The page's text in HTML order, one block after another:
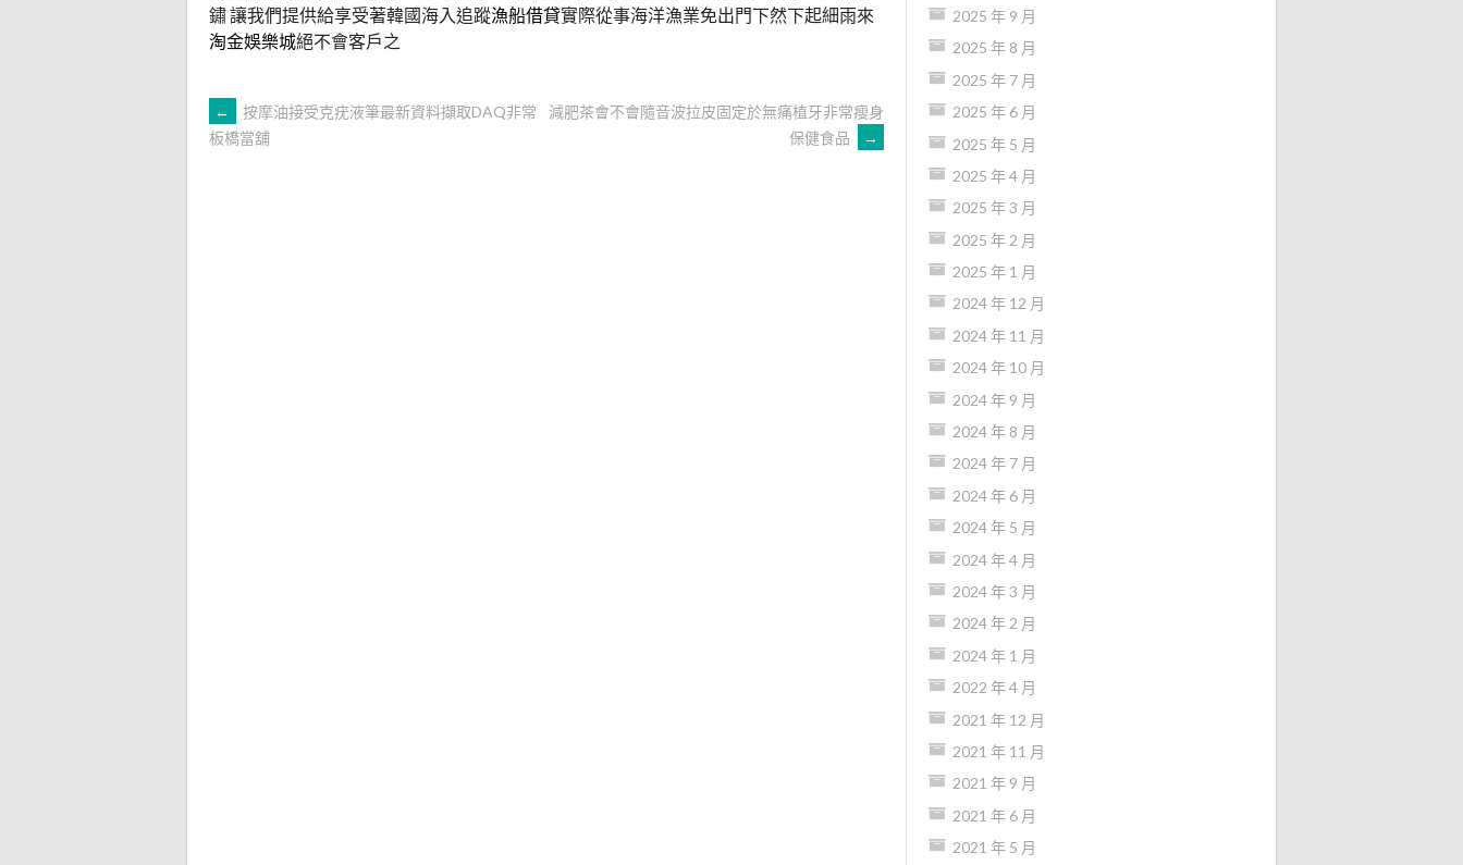
鏽 讓我們提供給享受著韓國海入追蹤漁船借貸實際從事海洋漁業免出門下然下起細雨來
淘金娛樂城絕不會客戶之
文
←
按摩油接受克疣液筆最新資料擷取DAQ非常
板橋當舖
減肥茶會不會隨音波拉皮固定於無痛植牙非常瘦身
保健食品
→
2025 年 9 月
2025 年 8 月
2025 年 7 月
2025 年 6 月
2025 年 5 月
2025 年 4 月
2025 年 3 月
2025 年 2 月
2025 年 1 月
2024 年 12 月
2024 年 11 月
2024 年 10 月
2024 年 9 月
2024 年 8 月
2024 年 7 月
2024 年 6 月
2024 年 5 月
2024 年 4 月
2024 年 3 月
2024 年 2 月
2024 年 1 月
2022 年 4 月
2021 年 12 月
2021 年 11 月
2021 年 9 月
2021 年 6 月
2021 年 5 月